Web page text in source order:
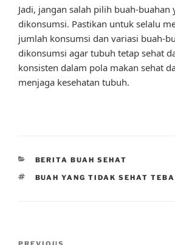
Jadi, jangan salah pilih buah-buahan
dikonsumsi. Pastikan untuk selalu
jumlah konsumsi dan variasi buah-
dikonsumsi agar tubuh tetap sehat
konsisten dalam pola makan sehat
menjaga kesehatan tubuh.
CATEGORIES
BERITA BUAH SEHAT
TAGS
BUAH YANG TIDAK SEHAT